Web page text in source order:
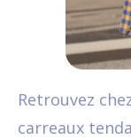
Retrouvez
carreaux